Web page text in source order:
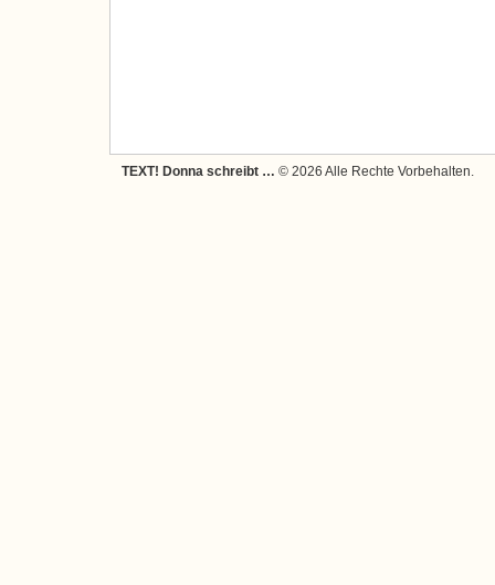
TEXT! Donna schreibt … © 2026 Alle Rechte Vorbehalten.